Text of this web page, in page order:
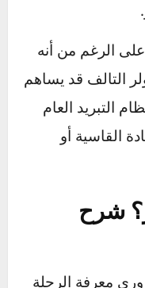
المتصلة به
قد يشير إلى وجود تلف في أختام (seals) التيربو.
ويسده،
التالف قد يساهم
العام
أو